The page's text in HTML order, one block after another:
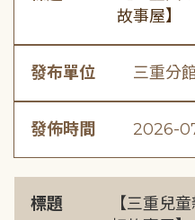
故事屋】
發布單位 三重分
發佈時間 2026-
標題
【三重兒